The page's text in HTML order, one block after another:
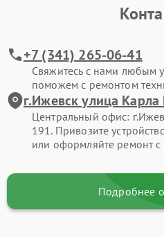
+7 (341) 265-06-41
Свяжитесь с нами любым
поможем с ремонтом
г.Ижевск улица
Центральный офис:
191. Привозите
или оформляйте ремонт с
Подробнее